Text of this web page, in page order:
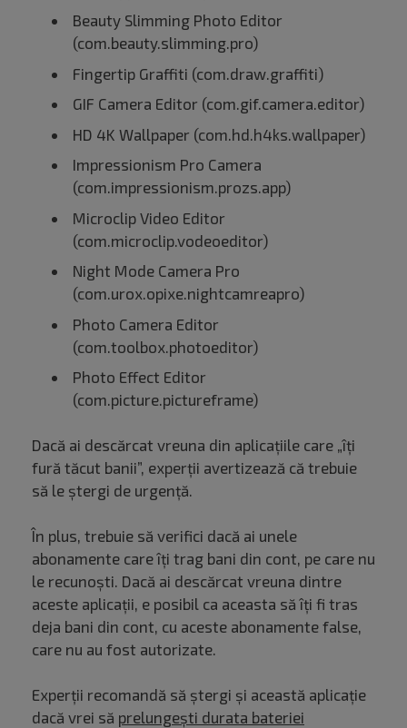
Beauty Slimming Photo Editor
(com.beauty.slimming.pro)
Fingertip Graffiti (com.draw.graffiti)
GIF Camera Editor (com.gif.camera.editor)
HD 4K Wallpaper (com.hd.h4ks.wallpaper)
Impressionism Pro Camera
(com.impressionism.prozs.app)
Microclip Video Editor
(com.microclip.vodeoeditor)
Night Mode Camera Pro
(com.urox.opixe.nightcamreapro)
Photo Camera Editor
(com.toolbox.photoeditor)
Photo Effect Editor
(com.picture.pictureframe)
Dacă ai descărcat vreuna din aplicațiile care „îți
fură tăcut banii”, experții avertizează că trebuie
să le ștergi de urgență.
În plus, trebuie să verifici dacă ai unele
abonamente care îți trag bani din cont, pe care nu
le recunoști. Dacă ai descărcat vreuna dintre
aceste aplicații, e posibil ca aceasta să îți fi tras
deja bani din cont, cu aceste abonamente false,
care nu au fost autorizate.
Experții recomandă să ștergi și această aplicație
dacă vrei să prelungești durata bateriei